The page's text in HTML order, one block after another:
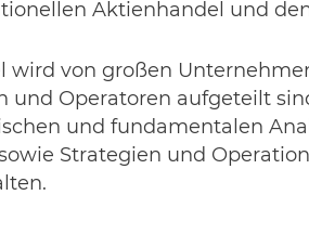
Aktienhandel und
wird von großen
und Operatoren aufgeteilt
und fundamentalen
Strategien und